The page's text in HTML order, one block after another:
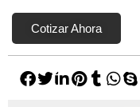
Cotizar Ahora